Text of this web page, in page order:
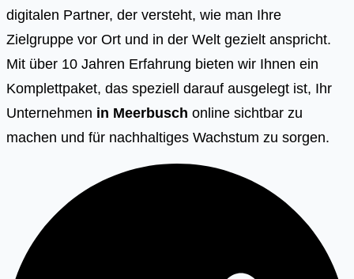
digitalen Partner, der versteht, wie man Ihre
Zielgruppe vor Ort und in der Welt gezielt anspricht.
Mit über 10 Jahren Erfahrung bieten wir Ihnen ein
Komplettpaket, das speziell darauf ausgelegt ist, Ihr
Unternehmen in Meerbusch online sichtbar zu
machen und für nachhaltiges Wachstum zu sorgen.